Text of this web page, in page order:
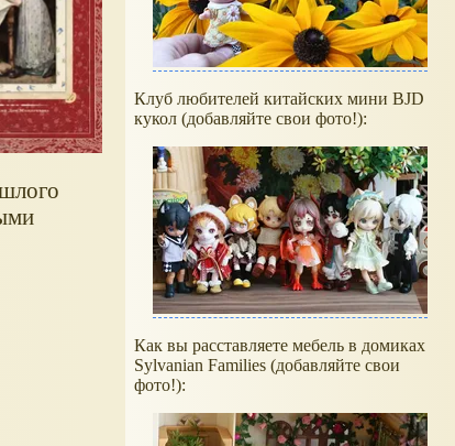
Клуб любителей китайских мини BJD
кукол (добавляйте свои фото!):
Как вы расставляете мебель в домиках
Sylvanian Families (добавляйте свои
фото!):